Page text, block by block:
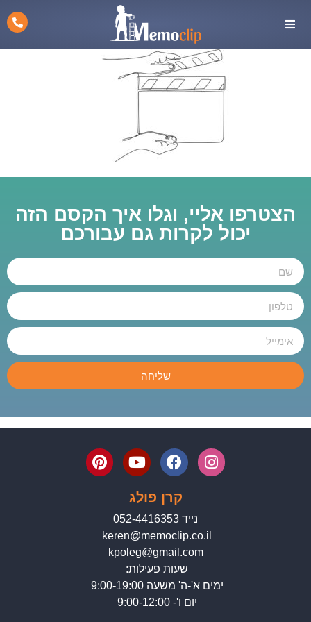
הצטרפו אליי, וגלו איך הקסם הזה
יכול לקרות גם עבורכם
שליחה
קרן פולג
נייד 052-4416353
keren@memoclip.co.il
kpoleg@gmail.com
שעות פעילות:
ימים א'-ה' משעה 9:00-19:00
יום ו'- 9:00-12:00